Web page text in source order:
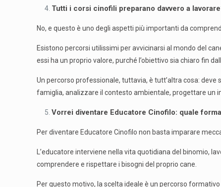
Tutti i corsi cinofili preparano davvero a
No, e questo è uno degli aspetti più importanti da
Esistono percorsi utilissimi per avvicinarsi al mondo del
essi ha un proprio valore, purché l’obiettivo sia chiaro fin
Un percorso professionale, tuttavia, è tutt’altra cosa:
famiglia, analizzare il contesto ambientale, progettare un
Vorrei diventare Educatore Cinofilo: quale
Per diventare Educatore Cinofilo non basta imparare
L’educatore interviene nella vita quotidiana del binomio,
comprendere e rispettare i bisogni del proprio cane.
Per questo motivo, la scelta ideale è un percorso